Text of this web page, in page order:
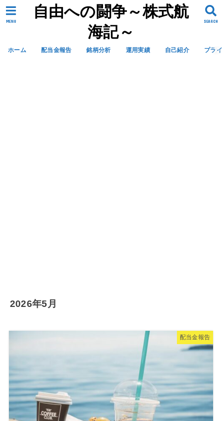
自由への闘争～株式航
海記～
SEARCH
MENU
ホーム 配当金報告 銘柄分析 運用実績 自己紹介 プラ
2026年5月
配当金報告